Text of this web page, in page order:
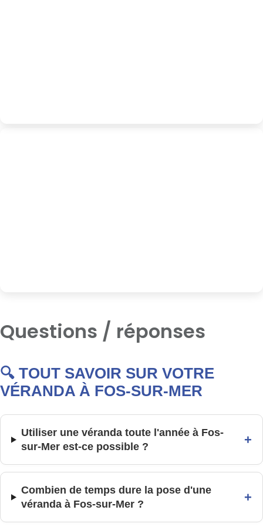
Questions / réponses
🔍 TOUT SAVOIR SUR VOTRE
VÉRANDA À FOS-SUR-MER
Utiliser une véranda toute l'année à Fos-
sur-Mer est-ce possible ?
+
Combien de temps dure la pose d'une
véranda à Fos-sur-Mer ?
+